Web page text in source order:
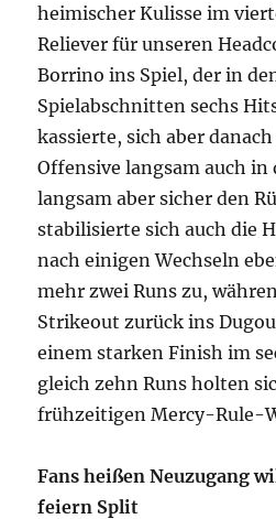
heimischer Kulisse im
Reliever für unseren
Borrino ins Spiel, der in
Spielabschnitten sechs
kassierte, sich aber
Offensive langsam auch in
langsam aber sicher den
stabilisierte sich auch die
nach einigen Wechseln
mehr zwei Runs zu,
Strikeout zurück ins
einem starken Finish im
gleich zehn Runs holten
frühzeitigen Mercy-Rule-
Fans heißen Neuzugang
feiern Split